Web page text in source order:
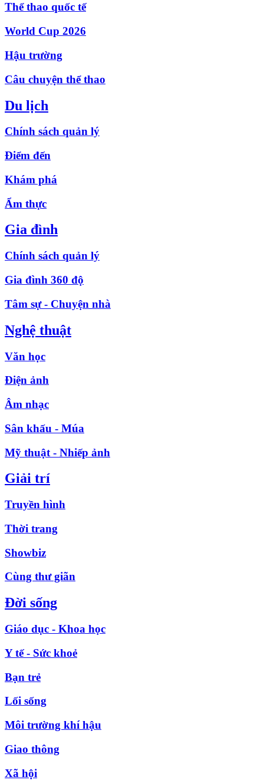
Thể thao quốc tế
World Cup 2026
Hậu trường
Câu chuyện thể thao
Du lịch
Chính sách quản lý
Điểm đến
Khám phá
Ẩm thực
Gia đình
Chính sách quản lý
Gia đình 360 độ
Tâm sự - Chuyện nhà
Nghệ thuật
Văn học
Điện ảnh
Âm nhạc
Sân khấu - Múa
Mỹ thuật - Nhiếp ảnh
Giải trí
Truyền hình
Thời trang
Showbiz
Cùng thư giãn
Đời sống
Giáo dục - Khoa học
Y tế - Sức khoẻ
Bạn trẻ
Lối sống
Môi trường khí hậu
Giao thông
Xã hội